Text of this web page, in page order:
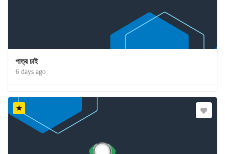
পাত্র চাই
6 days ago